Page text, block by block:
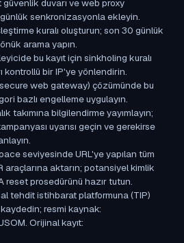
senkronizasyonla ekleyin.
kuralı oluşturun; son 30 günlük
arama yapın.
bu kayıt için sinkholing kuralı
kontrollü bir IP'ye yönlendirin.
web gateway) çözümünde bu
bazlı engelleme uygulayın.
takımına bilgilendirme yayımlayın;
uyarısı geçin ve gerekirse
seviyesinde URL'ye yapılan tüm
araçlarına aktarın; potansiyel kimlik
reset prosedürünü hazır tutun.
tehdit istihbarat platformuna (TIP)
resmi kaynak:
Orijinal kayıt: